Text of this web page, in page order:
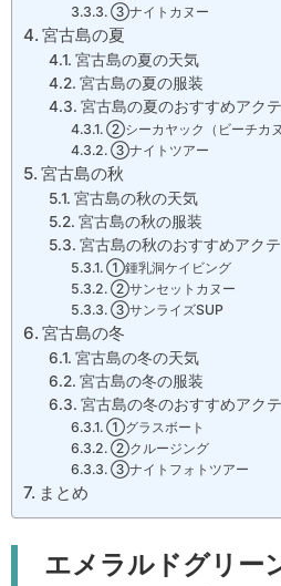
③ナイトカヌー
宮古島の夏
宮古島の夏の天気
宮古島の夏の服装
宮古島の夏のおすすめアク
②シーカヤック（ビーチカヌ
③ナイトツアー
宮古島の秋
宮古島の秋の天気
宮古島の秋の服装
宮古島の秋のおすすめアク
①鍾乳洞ケイビング
②サンセットカヌー
③サンライズSUP
宮古島の冬
宮古島の冬の天気
宮古島の冬の服装
宮古島の冬のおすすめアク
①グラスボート
②クルージング
③ナイトフォトツアー
まとめ
エメラルドグリー